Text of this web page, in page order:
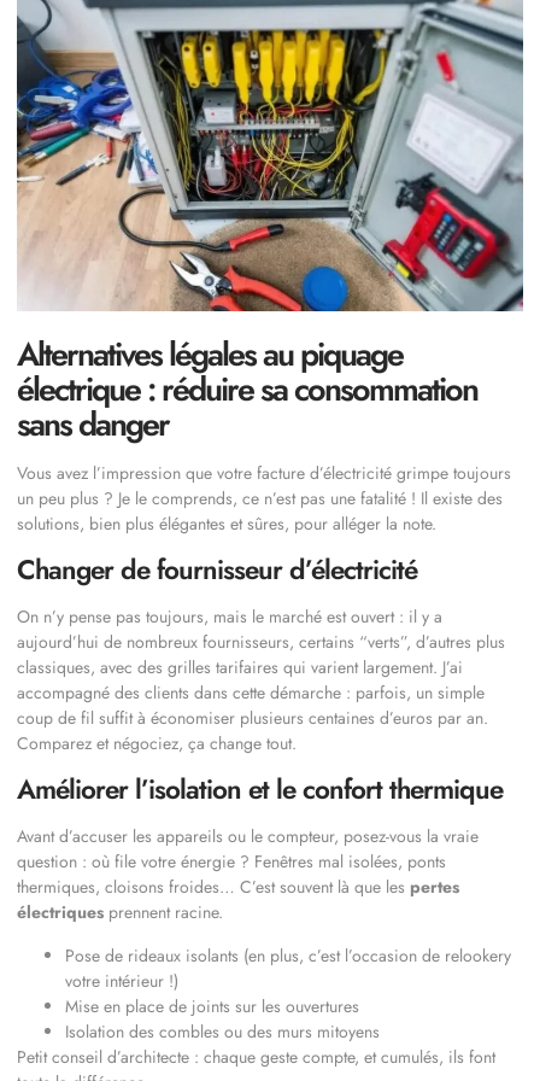
Alternatives légales au piquage
électrique : réduire sa consommation
sans danger
Vous avez l’impression que votre facture d’électricité grimpe toujours
un peu plus ? Je le comprends, ce n’est pas une fatalité ! Il existe des
solutions, bien plus élégantes et sûres, pour alléger la note.
Changer de fournisseur d’électricité
On n’y pense pas toujours, mais le marché est ouvert : il y a
aujourd’hui de nombreux fournisseurs, certains “verts”, d’autres plus
classiques, avec des grilles tarifaires qui varient largement. J’ai
accompagné des clients dans cette démarche : parfois, un simple
coup de fil suffit à économiser plusieurs centaines d’euros par an.
Comparez et négociez, ça change tout.
Améliorer l’isolation et le confort thermique
Avant d’accuser les appareils ou le compteur, posez-vous la vraie
question : où file votre énergie ? Fenêtres mal isolées, ponts
thermiques, cloisons froides… C’est souvent là que les pertes
électriques prennent racine.
Pose de rideaux isolants (en plus, c’est l’occasion de relookery
votre intérieur !)
Mise en place de joints sur les ouvertures
Isolation des combles ou des murs mitoyens
Petit conseil d’architecte : chaque geste compte, et cumulés, ils font